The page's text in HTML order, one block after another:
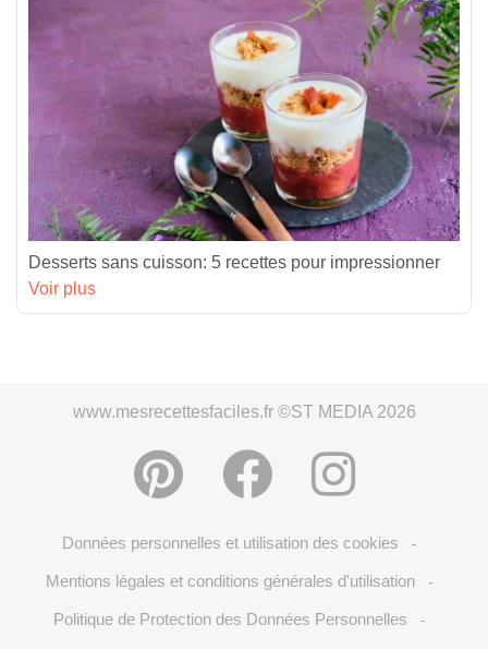
Desserts sans cuisson: 5 recettes pour impressionner
Voir plus
www.mesrecettesfaciles.fr ©ST MEDIA 2026
Données personnelles et utilisation des cookies -
Mentions légales et conditions générales d'utilisation -
Politique de Protection des Données Personnelles -